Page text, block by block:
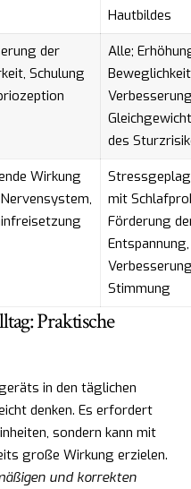
Hautbildes
der
Schulung
Alle;
des
Wirkung
mit
Förderung
Entspannung,
Stimmung
Praktische
in den täglichen
denken. Es erfordert
sondern kann mit
große Wirkung erzielen.
und korrekten